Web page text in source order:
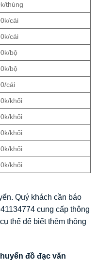
thùng
cái
cái
bộ
bộ
cái
khối
khối
khối
khối
khối
Quý khách cần báo
cung cấp thông
thể để biết thêm thông
đồ đạc văn